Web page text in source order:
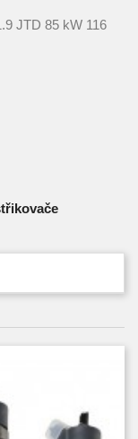
JTD 85 kW 116